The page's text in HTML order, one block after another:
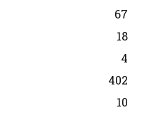
67
18
4
402
10